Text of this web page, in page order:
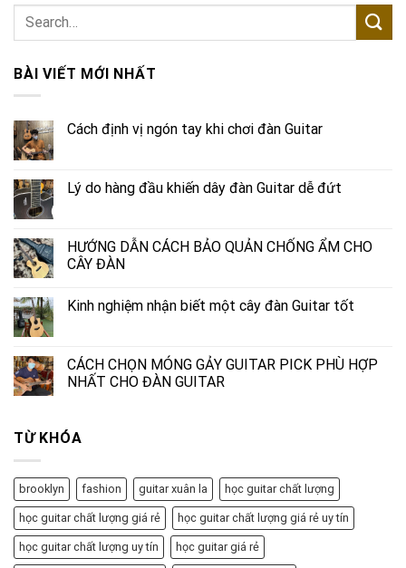
BÀI VIẾT MỚI NHẤT
Cách định vị ngón tay khi chơi đàn Guitar
Lý do hàng đầu khiến dây đàn Guitar dễ đứt
HƯỚNG DẪN CÁCH BẢO QUẢN CHỐNG ẨM CHO
CÂY ĐÀN
Kinh nghiệm nhận biết một cây đàn Guitar tốt
CÁCH CHỌN MÓNG GẢY GUITAR PICK PHÙ HỢP
NHẤT CHO ĐÀN GUITAR
TỪ KHÓA
brooklyn fashion guitar xuân la học guitar chất lượng
học guitar chất lượng giá rẻ học guitar chất lượng giá rẻ uy tín
học guitar chất lượng uy tín học guitar giá rẻ